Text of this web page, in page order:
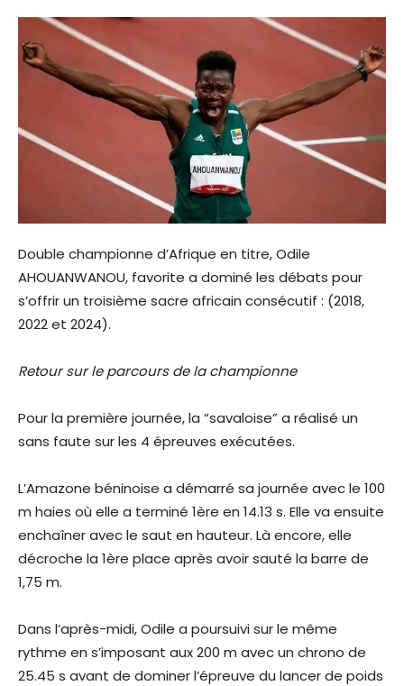
Double championne d’Afrique en titre, Odile
AHOUANWANOU, favorite a dominé les débats pour
s’offrir un troisième sacre africain consécutif : (2018,
2022 et 2024).
Retour sur le parcours de la championne
Pour la première journée, la “savaloise” a réalisé un
sans faute sur les 4 épreuves exécutées.
L’Amazone béninoise a démarré sa journée avec le 100
m haies où elle a terminé 1ère en 14.13 s. Elle va ensuite
enchaîner avec le saut en hauteur. Là encore, elle
décroche la 1ère place après avoir sauté la barre de
1,75 m.
Dans l’après-midi, Odile a poursuivi sur le même
rythme en s’imposant aux 200 m avec un chrono de
25.45 s avant de dominer l’épreuve du lancer de poids